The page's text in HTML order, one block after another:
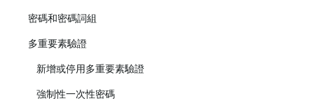
密碼和密碼詞組
多重要素驗證
新增或停用多重要素驗證
強制性一次性密碼